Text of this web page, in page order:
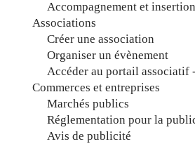
Accompagnement et insertion
Associations
Créer une association
Organiser un évènement
Accéder au portail associatif
Commerces et entreprises
Marchés publics
Réglementation pour la
Avis de publicité